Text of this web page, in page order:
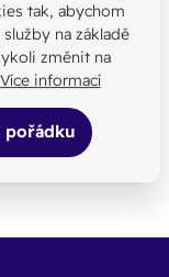
jinou
tak, abychom
na základě
změnit na
Více informací
pořádku